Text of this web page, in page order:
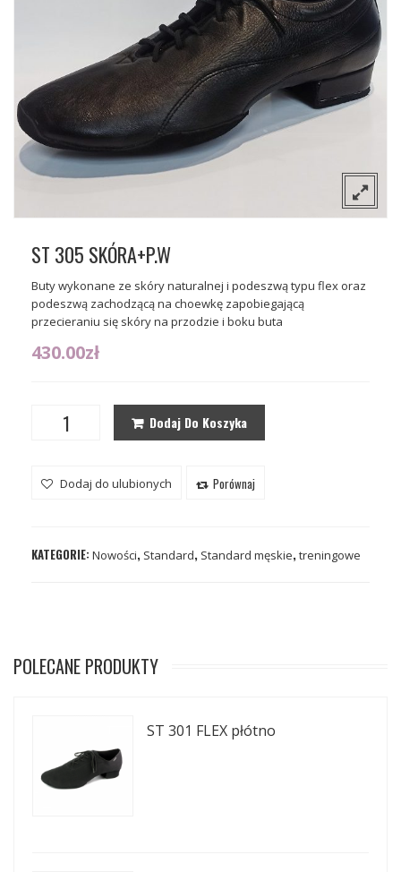
Flamenco
Wizytowe
Gdzie można kupić nasze buty?
ST 305 SKÓRA+P.W
Buty wykonane ze skóry naturalnej i podeszwą typu flex oraz
podeszwą zachodzącą na choewkę zapobiegającą
przecieraniu się skóry na przodzie i boku buta
430.00zł
Dodaj Do Koszyka
Dodaj do ulubionych Porównaj
KATEGORIE: Nowości, Standard, Standard męskie, treningowe
POLECANE PRODUKTY
ST 301 FLEX płótno